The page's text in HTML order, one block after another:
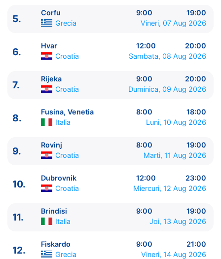
ITINERARIU
----------------------------------------
1. Pireu, Atena Grecia
⚓ - 20:00
Paros Grecia
4.
Zi de navigare
0:00 - 0:00
6.
Hvar Croatia 12:00 - 20:00
Rijeka Croatia
9.
Rovinj Croatia
Dubrovnik Croatia
12:00 - 23:00
Brindisi Italia
12.
Fiskardo Grecia
9:00 - 21:00
Milos Grecia
15.
Pireu, Atena
5.
Corfu 9:00
19:00
Grecia
Vineri, 07 Aug 2026
6.
Hvar 12:00
20:00
Croatia
Sambata, 08 Aug 2026
7.
Rijeka 9:00
20:00
Croatia
Duminica, 09 Aug 2026
8.
Fusina, Venetia 8:00
18:00
Italia
Luni, 10 Aug 2026
9.
Rovinj 8:00
19:00
Croatia
Marti, 11 Aug 2026
10.
Dubrovnik 12:00
23:00
Croatia
Miercuri, 12 Aug 2026
11.
Brindisi 9:00
19:00
Italia
Joi, 13 Aug 2026
12.
Fiskardo 9:00
21:00
Grecia
Vineri, 14 Aug 2026